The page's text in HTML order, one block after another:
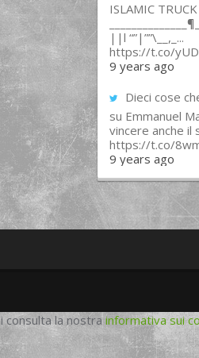
ISLAMIC
||l “”|””\__,_...
https://t.co/
9 years ago
Dieci cose
su Emmanuel
vincere anche il
https://t.co/
9 years ago
la nostra informativa sui